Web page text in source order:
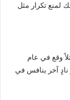
لمنع تكرار مثل
وقع في عام
نادٍ آخر ينافس في